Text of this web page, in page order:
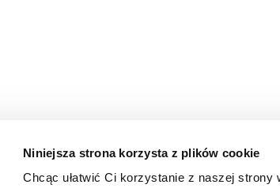
Niniejsza strona korzysta z plików cookie
Chcąc ułatwić Ci korzystanie z naszej